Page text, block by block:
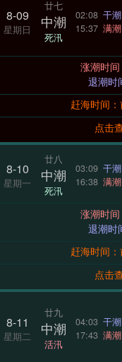
8-09
星期日
廿七
中潮
死汛
02:08 干潮
15:37 满潮
赶海时间
点击
8-10
星期一
廿八
中潮
死汛
03:09 干潮
16:38 满潮
赶海时间
点击
8-11
星期二
廿九
中潮
活汛
04:03 干潮
17:43 满潮